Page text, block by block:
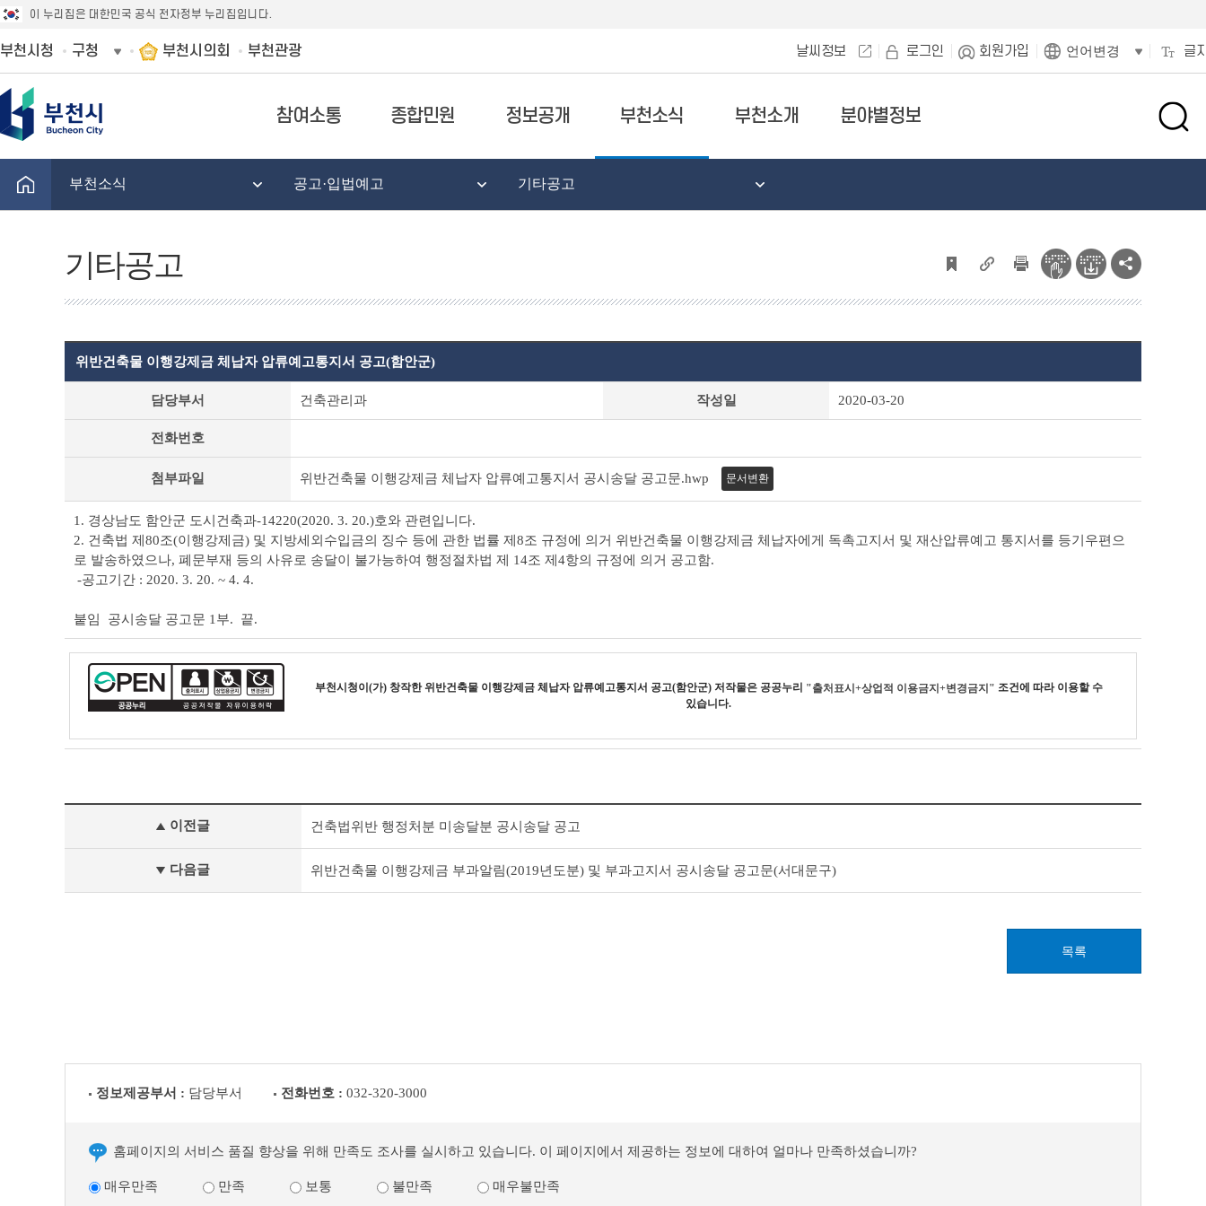
이 누리집은 대한민국 공식 전자정부 누리집입니다.
부천시청 구청 부천시의회 부천관광 날씨정보 로그인 회원가입 언어변경 글
참여소통 종합민원 정보공개 부천소식 부천소개 분야별정보
검
창
부천소식 공고·입법예고 기타공고
기타공고
상
테
이
블
위반건축물 이행강제금 체납자 압류예고통지서 공고(함안군)
담당부서 건축관리과 작성일 2020-03-20
전화번호
첨부파일 위반건축물 이행강제금 체납자 압류예고통지서 공시송달 공고문.hwp 문서변환
1. 경상남도 함안군 도시건축과-14220(2020. 3. 20.)호와 관련입니다.
2. 건축법 제80조(이행강제금) 및 지방세외수입금의 징수 등에 관한 법률 제8조 규정에 의거 위반건축물 이행강제금 체납자에게 독촉고지서 및 재산압류예고 통지서를 등기우편으
로 발송하였으나, 폐문부재 등의 사유로 송달이 불가능하여 행정절차법 제 14조 제4항의 규정에 의거 공고함.
-공고기간 : 2020. 3. 20. ~ 4. 4.
붙임 공시송달 공고문 1부. 끝.
부천시청이(가) 창작한위반건축물 이행강제금 체납자 압류예고통지서 공고(함안군)저작물은 공공누리 "출처표시+상업적 이용금지+변경금지" 조건에 따라 이용할 수
있습니다.
공
전
이전글 건축법위반 행정처분 미송달분 공시송달 공고
다음글 위반건축물 이행강제금 부과알림(2019년도분) 및 부과고지서 공시송달 공고문(서대문구)
목록
정보제공부서 : 담당부서 전화번호 : 032-320-3000
홈페이지의 서비스 품질 향상을 위해 만족도 조사를 실시하고 있습니다. 이 페이지에서 제공하는 정보에 대하여 얼마나 만족하셨습니까?
매우만족 만족 보통 불만족 매우불만족